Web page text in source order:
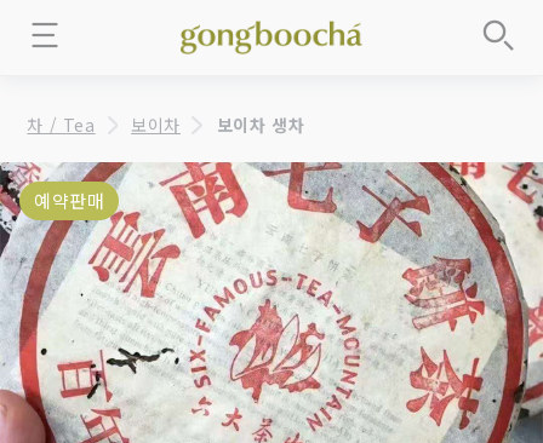
차 / Tea 보이차 보이차 생차
예약판매